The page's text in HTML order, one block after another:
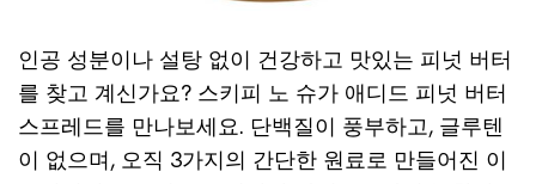
인공 성분이나 설탕 없이 건강하고 맛있는 피넛 버터
를 찾고 계신가요? 스키피 노 슈가 애디드 피넛 버터
스프레드를 만나보세요. 단백질이 풍부하고, 글루텐
이 없으며, 오직 3가지의 간단한 원료로 만들어진 이